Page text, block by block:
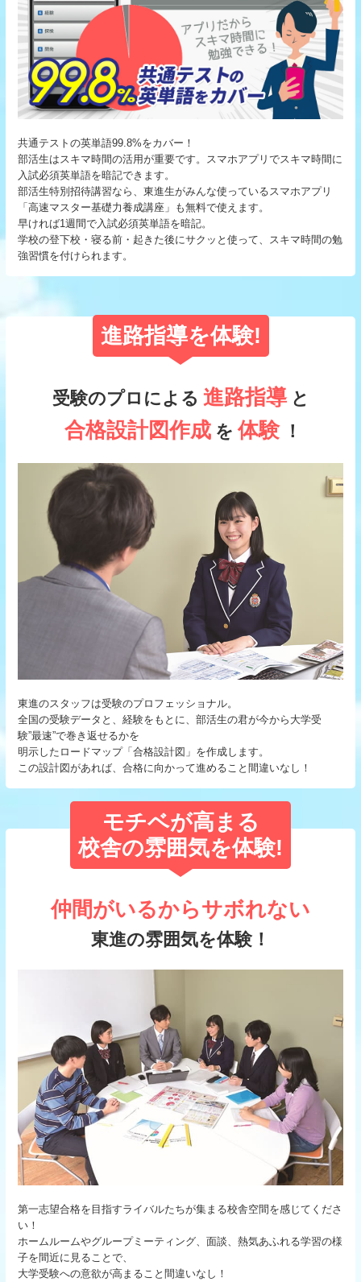
共通テストの英単語99.8%をカバー！
部活生はスキマ時間の活用が重要です。スマホアプリでスキマ時間に
入試必須英単語を暗記できます。
部活生特別招待講習なら、東進生がみんな使っているスマホアプリ
「高速マスター基礎力養成講座」も無料で使えます。
早ければ1週間で入試必須英単語を暗記。
学校の登下校・寝る前・起きた後にサクッと使って、スキマ時間の勉
強習慣を付けられます。
進路指導を体験!
受験のプロによる 進路指導 と
合格設計図作成 を 体験 ！
東進のスタッフは受験のプロフェッショナル。
全国の受験データと、経験をもとに、部活生の君が今から大学受
験”最速”で巻き返せるかを
明示したロードマップ「合格設計図」を作成します。
この設計図があれば、合格に向かって進めること間違いなし！
モチベが高まる
校舎の雰囲気を体験!
仲間がいるからサボれない
東進の雰囲気を体験！
第一志望合格を目指すライバルたちが集まる校舎空間を感じてくださ
い！
ホームルームやグループミーティング、面談、熱気あふれる学習の様
子を間近に見ることで、
大学受験への意欲が高まること間違いなし！